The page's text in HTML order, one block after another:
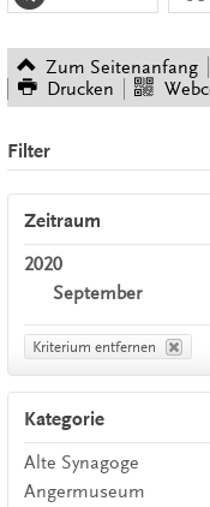
Zum Seitenanfang
Drucken
Filter
Zeitraum
2020
September
Kriterium entfernen
Kategorie
Alte Synagoge
Angermuseum